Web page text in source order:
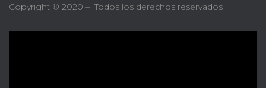
Copyright © 2020 – Todos los derechos reservados